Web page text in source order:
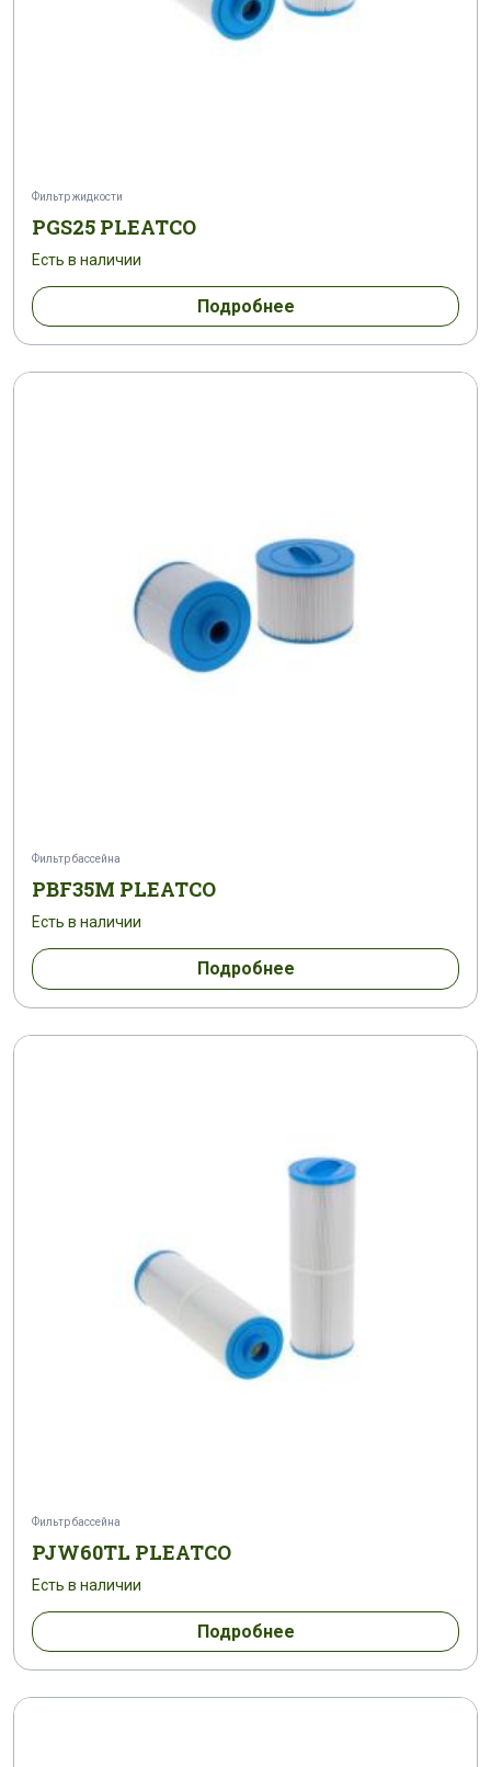
Фильтр жидкости
PGS25 PLEATCO
Есть в наличии
Подробнее
Фильтр бассейна
PBF35M PLEATCO
Есть в наличии
Подробнее
Фильтр бассейна
PJW60TL PLEATCO
Есть в наличии
Подробнее